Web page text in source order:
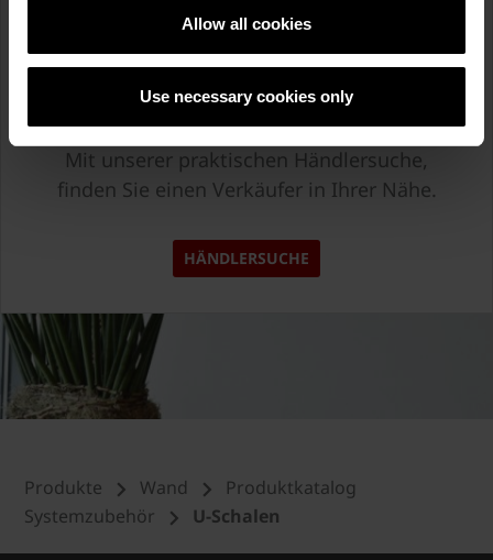
Allow all cookies
Use necessary cookies only
Poroton Systemzubehör
kaufen?
Mit unserer praktischen Händlersuche,
finden Sie einen Verkäufer in Ihrer Nähe.
HÄNDLERSUCHE
Produkte Wand
Produktkatalog
Systemzubehör
U-Schalen